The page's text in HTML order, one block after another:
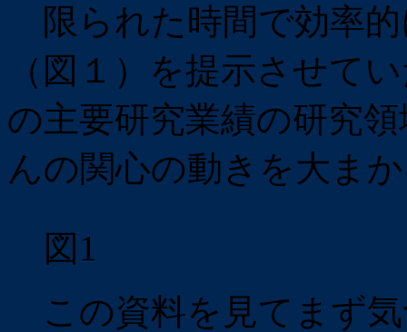
限られた時間で効率
（図１）を提示させて
の主要研究業績の研究
んの関心の動きを大ま
図1
この資料を見てまず